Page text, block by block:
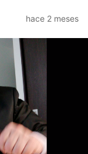
hace 2 meses